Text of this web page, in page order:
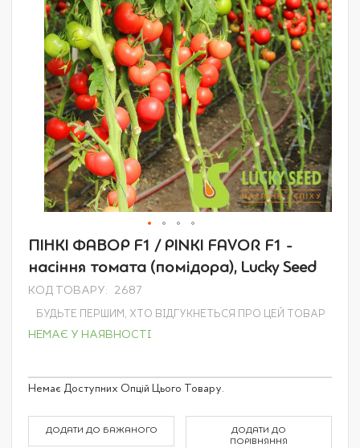
Перейти
початку
галереї
ПІНКІ ФАВОР F1 / PINKI FAVOR F1 -
насіння томата (помідора), Lucky Seed
КОД ТОВАРУ 2687
БУДЬТЕ ПЕРШИМ, ХТО ВІДГУКНЕТЬСЯ ПРО ЦЕЙ ТОВАР
НЕМАЄ У НАЯВНОСТІ
Grouped
product
Немає Доступних Опцій Цього Товару.
ДОДАТИ ДО БАЖАНОГО
ДОДАТИ ДО
ПОРІВНЯННЯ